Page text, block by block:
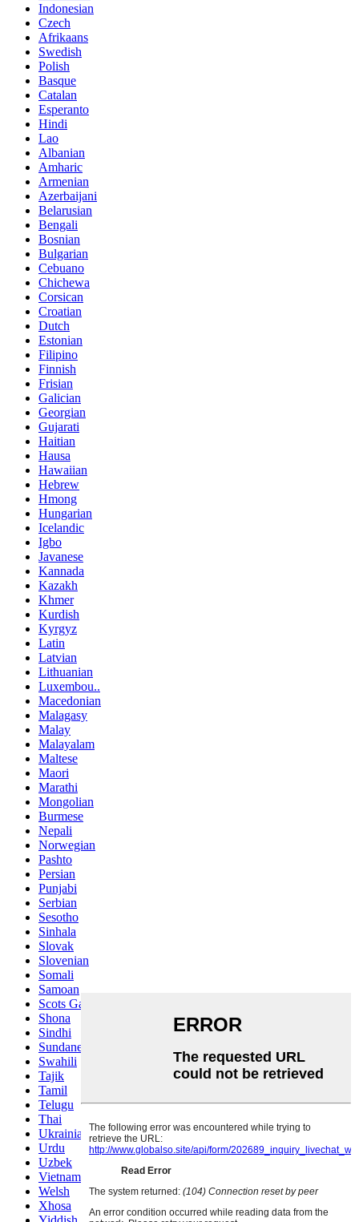
Indonesian
Czech
Afrikaans
Swedish
Polish
Basque
Catalan
Esperanto
Hindi
Lao
Albanian
Amharic
Armenian
Azerbaijani
Belarusian
Bengali
Bosnian
Bulgarian
Cebuano
Chichewa
Corsican
Croatian
Dutch
Estonian
Filipino
Finnish
Frisian
Galician
Georgian
Gujarati
Haitian
Hausa
Hawaiian
Hebrew
Hmong
Hungarian
Icelandic
Igbo
Javanese
Kannada
Kazakh
Khmer
Kurdish
Kyrgyz
Latin
Latvian
Lithuanian
Luxembou..
Macedonian
Malagasy
Malay
Malayalam
Maltese
Maori
Marathi
Mongolian
Burmese
Nepali
Norwegian
Pashto
Persian
Punjabi
Serbian
Sesotho
Sinhala
Slovak
Slovenian
Somali
Samoan
Scots Gaelic
Shona
Sindhi
Sundanese
Swahili
Tajik
Tamil
Telugu
Thai
Ukrainian
Urdu
Uzbek
Vietnamese
Welsh
Xhosa